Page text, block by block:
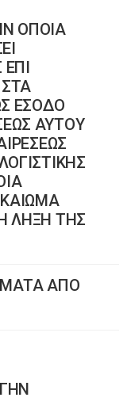
ΟΠΟΙΑ
ΕΣΟΔΟ
ΑΥΤΟΥ
ΛΗΞΗ ΤΗΣ
ΑΠΟ